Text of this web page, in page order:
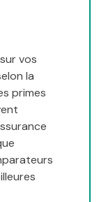
vos
la
primes